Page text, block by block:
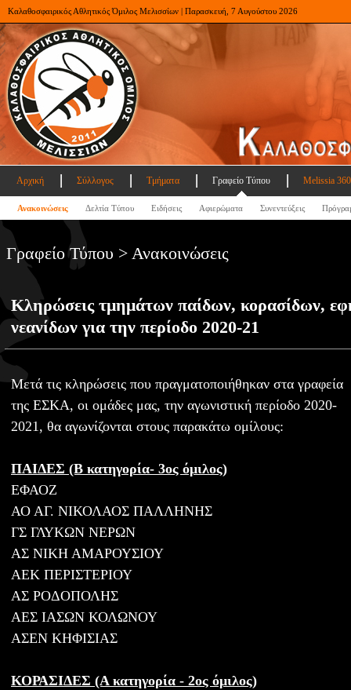
Καλαθοσφαιρικός Αθλητικός Όμιλος Μελισσίων | Παρασκευή, 7 Αυγούστου 2026
Αρχική Σύλλογος Τμήματα Γραφείο Τύπου Melissia
Ανακοινώσεις Δελτία Τύπου Ειδήσεις Αφιερώματα Συνεντεύξεις
Γραφείο Τύπου > Ανακοινώσεις
Κληρώσεις τμημάτων παίδων, κορασίδων,
νεανίδων για την περίοδο 2020-21
Μετά τις κληρώσεις που πραγματοποιήθηκαν στα γραφεία
της ΕΣΚΑ, οι ομάδες μας, την αγωνιστική περίοδο 2020-
2021, θα αγωνίζονται στους παρακάτω ομίλους:
ΠΑΙΔΕΣ (Β κατηγορία- 3ος όμιλος)
ΕΦΑΟΖ
ΑΟ ΑΓ. ΝΙΚΟΛΑΟΣ ΠΑΛΛΗΝΗΣ
ΓΣ ΓΛΥΚΩΝ ΝΕΡΩΝ
ΑΣ ΝΙΚΗ ΑΜΑΡΟΥΣΙΟΥ
ΑΕΚ ΠΕΡΙΣΤΕΡΙΟΥ
ΑΣ ΡΟΔΟΠΟΛΗΣ
ΑΕΣ ΙΑΣΩΝ ΚΟΛΩΝΟΥ
ΑΣΕΝ ΚΗΦΙΣΙΑΣ
ΚΟΡΑΣΙΔΕΣ (Α κατηγορία - 2ος όμιλος)